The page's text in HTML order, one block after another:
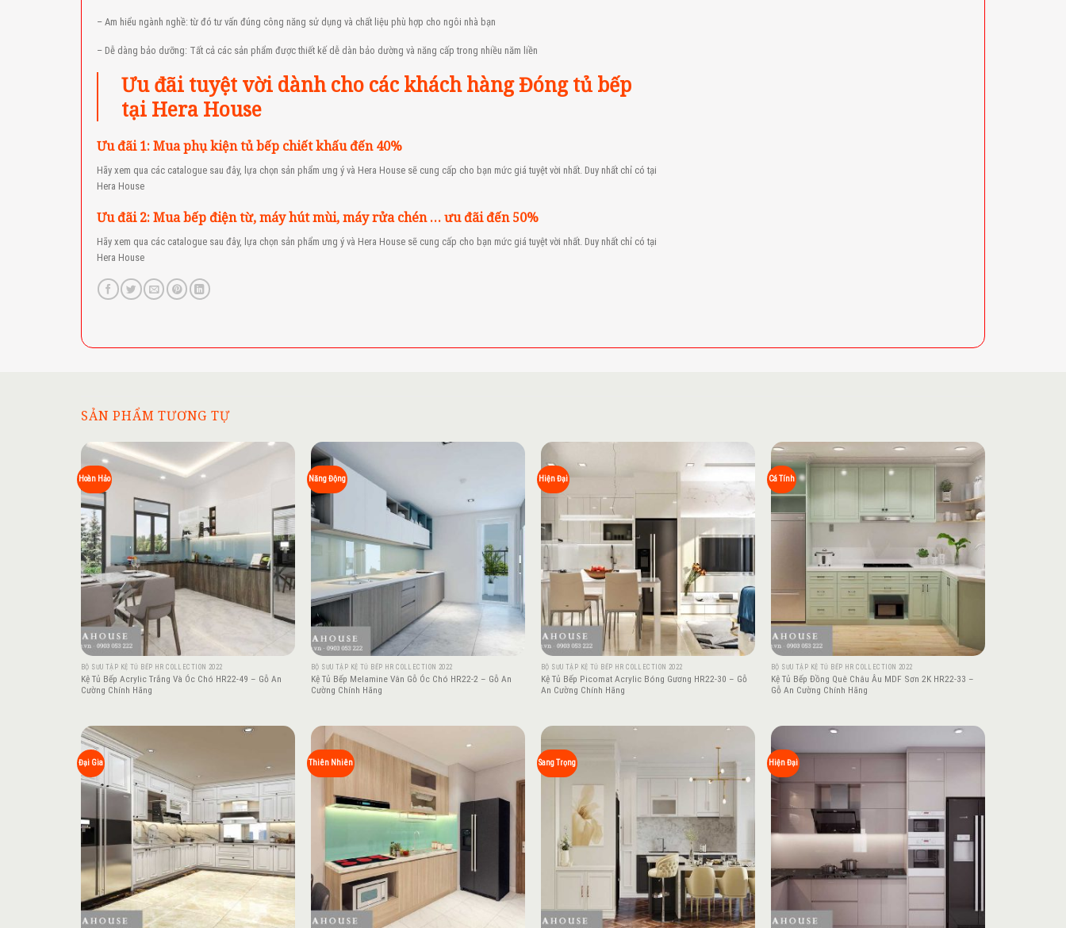
– Am hiểu ngành nghề: từ đó tư vấn đúng công năng sử dụng và chất liệu phù hợp cho ngôi nhà bạn
– Dễ dàng bảo dưỡng: Tất cả các sản phẩm được thiết kế dễ dàn bảo dường và năng cấp trong nhiều năm liền
Ưu đãi tuyệt vời dành cho các khách hàng Đóng tủ bếp
tại Hera House
Ưu đãi 1: Mua phụ kiện tủ bếp chiết khấu đến 40%
Hãy xem qua các catalogue sau đây, lựa chọn sản phẩm ưng ý và Hera House sẽ cung cấp cho bạn mức giá tuyệt vời nhất. Duy nhất chỉ có tại
Hera House
Ưu đãi 2: Mua bếp điện từ, máy hút mùi, máy rửa chén … ưu đãi đến 50%
Hãy xem qua các catalogue sau đây, lựa chọn sản phẩm ưng ý và Hera House sẽ cung cấp cho bạn mức giá tuyệt vời nhất. Duy nhất chỉ có tại
Hera House
SẢN PHẨM TƯƠNG TỰ
Hoàn Hảo
BỘ SƯU TẬP KỆ TỦ BẾP HR COLLECTION 2022
Kệ Tủ Bếp Acrylic Trắng Và Óc Chó HR22-49 – Gỗ An
Cường Chính Hãng
Năng Động
BỘ SƯU TẬP KỆ TỦ BẾP HR COLLECTION 2022
Kệ Tủ Bếp Melamine Vân Gỗ Óc Chó HR22-2 – Gỗ An
Cường Chính Hãng
Hiện Đại
BỘ SƯU TẬP KỆ TỦ BẾP HR COLLECTION 2022
Kệ Tủ Bếp Picomat Acrylic Bóng Gương HR22-30 – Gỗ
An Cường Chính Hãng
Cá Tính
wishlist
BỘ SƯU TẬP KỆ TỦ BẾP HR COLLECTION 2022
Kệ Tủ Bếp Đồng Quê Châu Âu MDF Sơn 2K HR22-33 –
Gỗ An Cường Chính Hãng
Đại Gia
wishlist
Thiên Nhiên
Add to
Sang Trọng
Add to
wishlist
Hiện Đại